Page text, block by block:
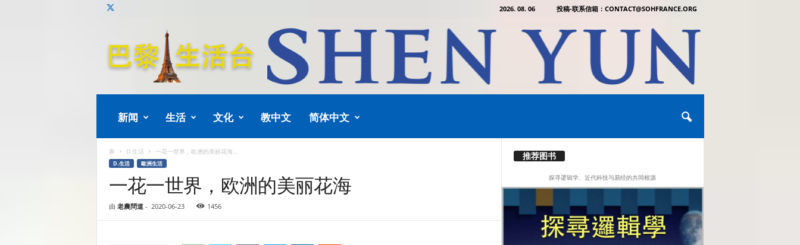
2026. 08. 06 投稿-联系信箱：CONTACT@SOHFRANCE.ORG
新闻 生活 文化 教中文 简体中文
家 D.生活 一花一世界，欧洲的美丽花海...
D.生活 歐洲生活
一花一世界，欧洲的美丽花海
由 老農問道- 2020-06-23 1456
推荐图书
探寻逻辑学、近代科技与易经的共同根源